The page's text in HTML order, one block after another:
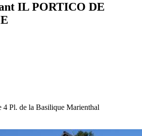
IL PORTICO DE
4 Pl. de la Basilique Marienthal